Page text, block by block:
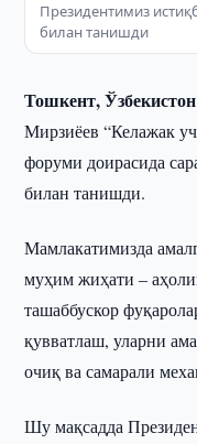
Президентимиз
билан танишди
Тошкент,
Мирзиёев “Келажак
форуми доирасида
билан танишди.
Мамлакатимизда
муҳим жиҳати –
ташаббускор
қувватлаш, уларни
очиқ ва самарали
Шу мақсадда